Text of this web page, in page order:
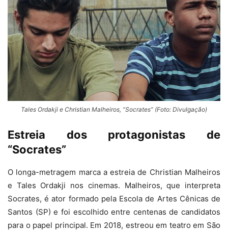
Tales Ordakji e Christian Malheiros, “Socrates” (Foto: Divulgação)
Estreia dos protagonistas de
“Socrates”
O longa-metragem marca a estreia de Christian Malheiros
e Tales Ordakji nos cinemas. Malheiros, que interpreta
Socrates, é ator formado pela Escola de Artes Cênicas de
Santos (SP) e foi escolhido entre centenas de candidatos
para o papel principal. Em 2018, estreou em teatro em São